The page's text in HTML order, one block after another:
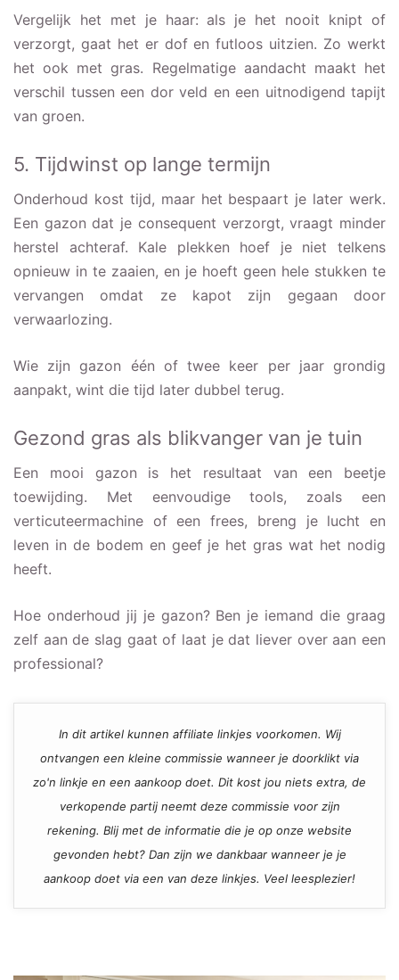
Vergelijk het met je haar: als je het nooit knipt of
verzorgt, gaat het er dof en futloos uitzien. Zo werkt
het ook met gras. Regelmatige aandacht maakt het
verschil tussen een dor veld en een uitnodigend tapijt
van groen.
5. Tijdwinst op lange termijn
Onderhoud kost tijd, maar het bespaart je later werk.
Een gazon dat je consequent verzorgt, vraagt minder
herstel achteraf. Kale plekken hoef je niet telkens
opnieuw in te zaaien, en je hoeft geen hele stukken te
vervangen omdat ze kapot zijn gegaan door
verwaarlozing.
Wie zijn gazon één of twee keer per jaar grondig
aanpakt, wint die tijd later dubbel terug.
Gezond gras als blikvanger van je tuin
Een mooi gazon is het resultaat van een beetje
toewijding. Met eenvoudige tools, zoals een
verticuteermachine of een frees, breng je lucht en
leven in de bodem en geef je het gras wat het nodig
heeft.
Hoe onderhoud jij je gazon? Ben je iemand die graag
zelf aan de slag gaat of laat je dat liever over aan een
professional?
In dit artikel kunnen affiliate linkjes voorkomen. Wij
ontvangen een kleine commissie wanneer je doorklikt via
zo'n linkje en een aankoop doet. Dit kost jou niets extra, de
verkopende partij neemt deze commissie voor zijn
rekening. Blij met de informatie die je op onze website
gevonden hebt? Dan zijn we dankbaar wanneer je je
aankoop doet via een van deze linkjes. Veel leesplezier!